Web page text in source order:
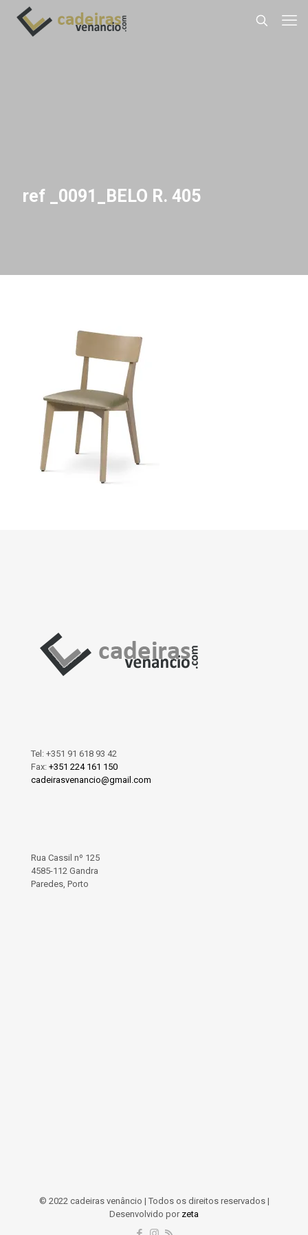
ref _0091_BELO R. 405
Tel: +351 91 618 93 42
Fax: +351 224 161 150
cadeirasvenancio@gmail.com
Rua Cassil nº 125
4585-112 Gandra
Paredes, Porto
© 2022 cadeiras venâncio | Todos os direitos reservados |
Desenvolvido por zeta